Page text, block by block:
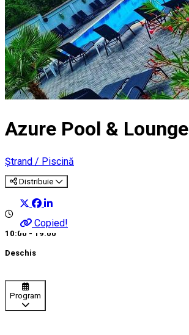
Azure Pool & Lounge
Ștrand / Piscină
Distribuie
Copied!
10:00 - 19:00
Deschis
Program